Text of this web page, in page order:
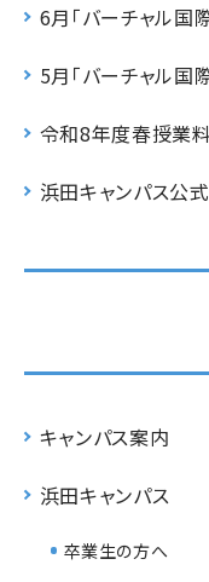
6月「バーチャル国
5月「バーチャル国
令和8年度春授業料
浜田キャンパス公
キャンパス案内
浜田キャンパス
卒業生の方へ